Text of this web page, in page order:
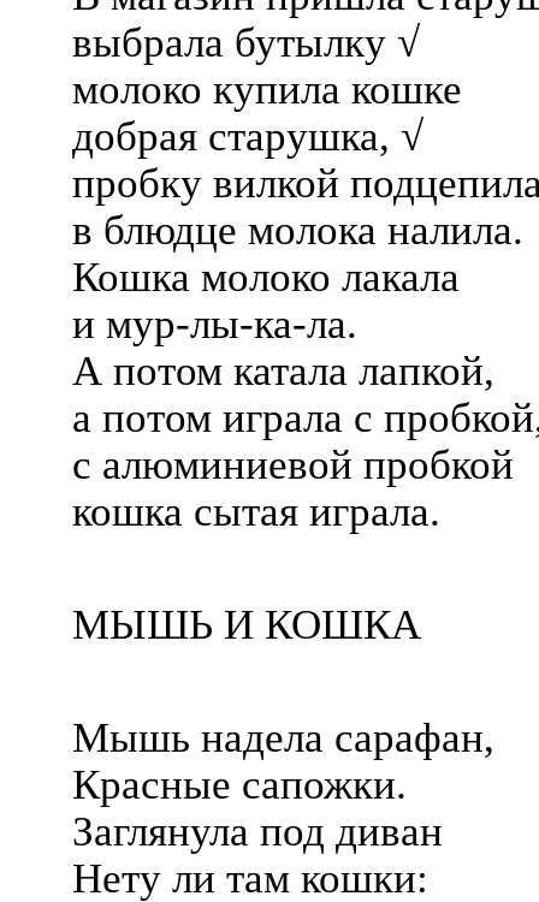
выбрала бутылку √
молоко купила кошке
добрая старушка, √
пробку вилкой
в блюдце молока налила.
Кошка молоко лакала
и мур-лы-ка-ла.
А потом катала лапкой,
а потом играла с
с алюминиевой пробкой
кошка сытая играла.
МЫШЬ И КОШКА
Мышь надела сарафан,
Красные сапожки.
Заглянула под диван
Нету ли там кошки: